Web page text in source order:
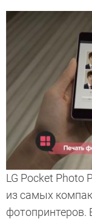
LG Pocket Photo
из самых
фотопринтеров.